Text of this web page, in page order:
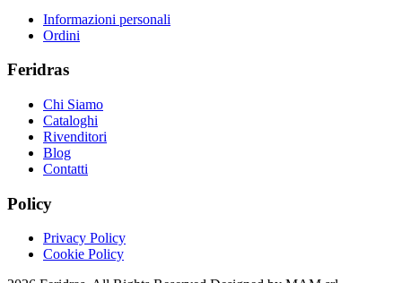
Informazioni personali
Ordini
Feridras
Chi Siamo
Cataloghi
Rivenditori
Blog
Contatti
Policy
Privacy Policy
Cookie Policy